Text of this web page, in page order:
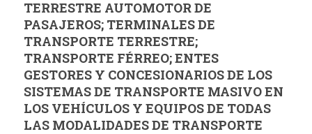
TERRESTRE AUTOMOTOR DE
PASAJEROS; TERMINALES DE
TRANSPORTE TERRESTRE;
TRANSPORTE FÉRREO; ENTES
GESTORES Y CONCESIONARIOS DE LOS
SISTEMAS DE TRANSPORTE MASIVO EN
LOS VEHÍCULOS Y EQUIPOS DE TODAS
LAS MODALIDADES DE TRANSPORTE